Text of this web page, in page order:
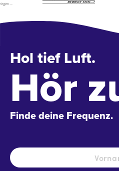
Hol tief Luft.
Hör
Finde deine Frequenz.
Name *